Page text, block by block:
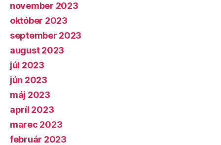
november 2023
október 2023
september 2023
august 2023
júl 2023
jún 2023
máj 2023
apríl 2023
marec 2023
február 2023